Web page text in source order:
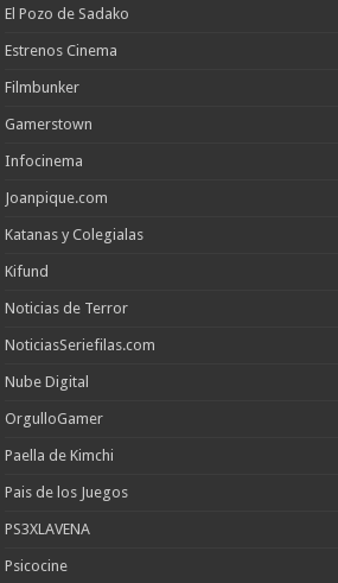
El Pozo de Sadako
Estrenos Cinema
Filmbunker
Gamerstown
Infocinema
Joanpique.com
Katanas y Colegialas
Kifund
Noticias de Terror
NoticiasSeriefilas.com
Nube Digital
OrgulloGamer
Paella de Kimchi
Pais de los Juegos
PS3XLAVENA
Psicocine